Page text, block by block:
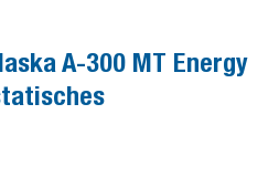
A-300 MT Energy